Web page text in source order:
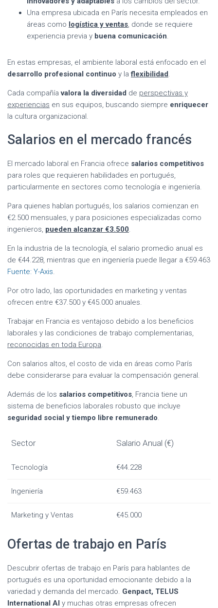
Una empresa ubicada en París necesita empleados en
áreas como logística y ventas, donde se requiere
experiencia previa y buena comunicación.
En estas empresas, el ambiente laboral está enfocado en el
desarrollo profesional continuo y laflexibilidad.
Cada compañíavalora la diversidad de perspectivas y
experiencias en sus equipos, buscando siempre enriquecer
la cultura organizacional.
Salarios en el mercado francés
El mercado laboral en Francia ofrece salarios competitivos
para roles que requieren habilidades en portugués,
particularmente en sectores como tecnología e ingeniería.
Para quienes hablan portugués, los salarios comienzan en
€2.500 mensuales, y para posiciones especializadas como
ingenieros, pueden alcanzar €3.500.
En la industria de la tecnología, el salario promedio anual es
de €44.228, mientras que en ingeniería puede llegar a €59.463
Fuente: Y-Axis.
Por otro lado, las oportunidades en marketing y ventas
ofrecen entre €37.500 y €45.000 anuales.
Trabajar en Francia es ventajoso debido a los beneficios
laborales y las condiciones de trabajo complementarias,
reconocidas en toda Europa.
Con salarios altos, el costo de vida en áreas como París
debe considerarse para evaluar la compensación general.
Además de los salarios competitivos, Francia tiene un
sistema de beneficios laborales robusto que incluye
seguridad social y tiempo libre remunerado.
Sector Salario Anual (€)
Tecnología €44.228
Ingeniería €59.463
Marketing y Ventas €45.000
Ofertas de trabajo en París
Descubrir ofertas de trabajo en París para hablantes de
portugués es una oportunidad emocionante debido a la
variedad y demanda del mercado. Genpact, TELUS
International AI y muchas otras empresas ofrecen